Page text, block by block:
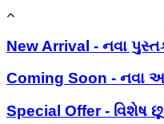
New Arrival - નવા
Coming Soon - નવા
Special Offer - વિશેષ